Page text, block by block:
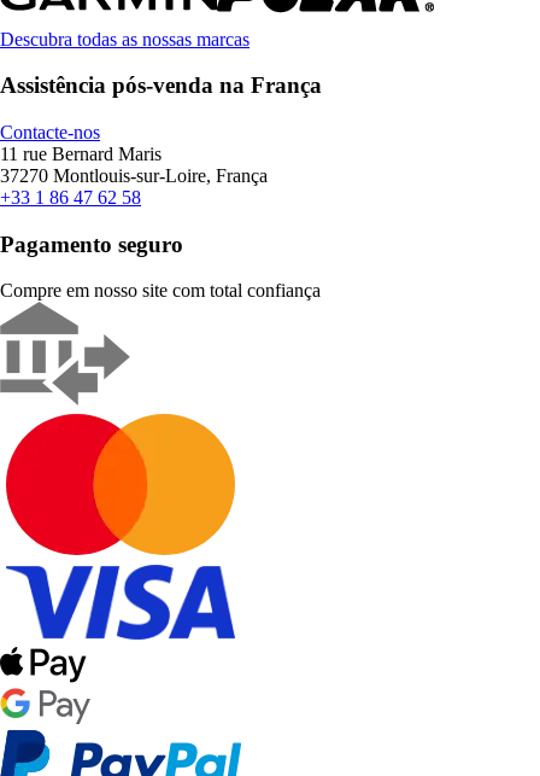
Descubra todas as nossas marcas
Assistência pós-venda na França
Contacte-nos
11 rue Bernard Maris
37270 Montlouis-sur-Loire, França
+33 1 86 47 62 58
Pagamento seguro
Compre em nosso site com total confiança